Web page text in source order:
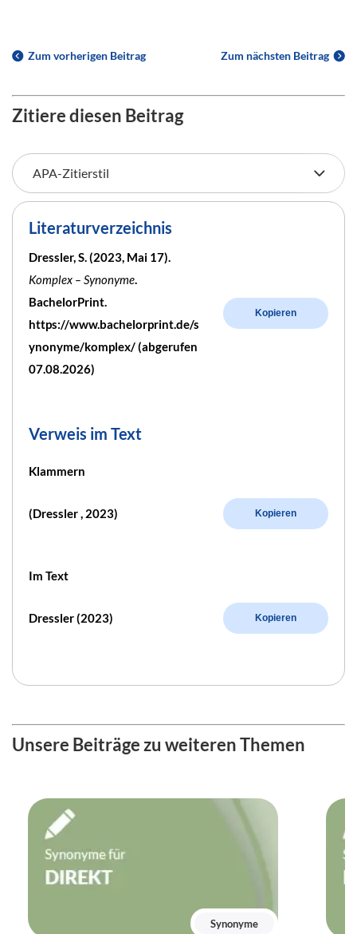
Zum vorherigen Beitrag Zum nächsten Beitrag
Zitiere diesen Beitrag
Literaturverzeichnis
Dressler, S. (2023, Mai 17).
Komplex – Synonyme.
BachelorPrint.
https://www.bachelorprint.de/s
ynonyme/komplex/ (abgerufen
07.08.2026)
Kopieren
Verweis im Text
Klammern
(Dressler , 2023) Kopieren
Im Text
Dressler (2023) Kopieren
Unsere Beiträge zu weiteren Themen
Synonyme